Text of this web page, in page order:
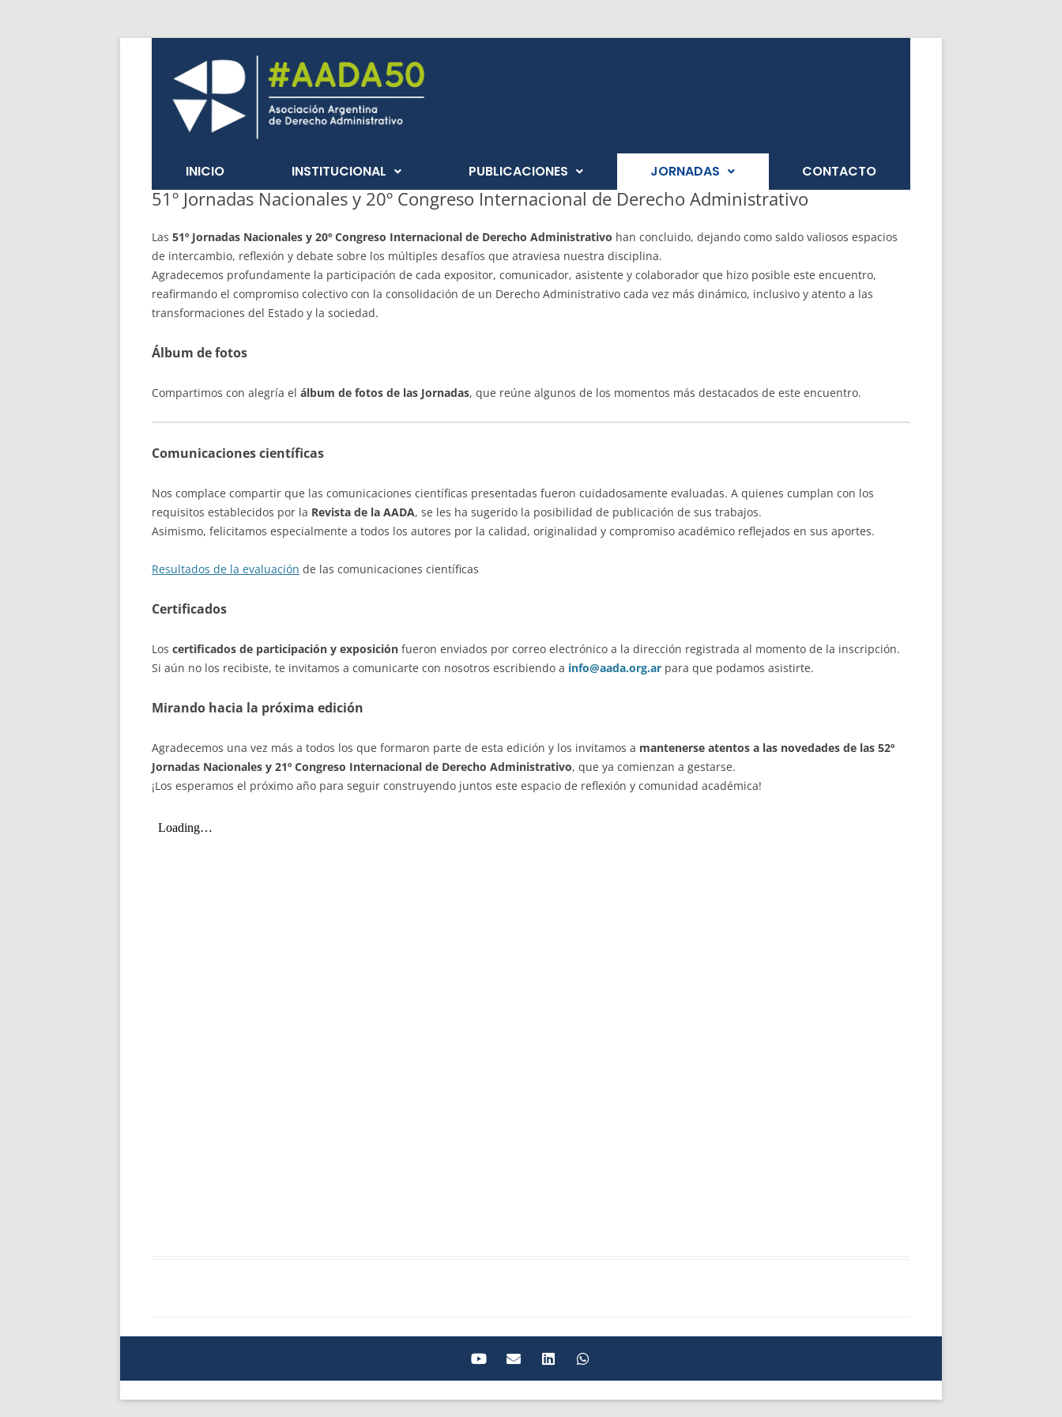
INICIO INSTITUCIONAL PUBLICACIONES JORNADAS CONTACTO
51º Jornadas Nacionales y 20º Congreso Internacional de Derecho Administrativo
Las 51º Jornadas Nacionales y 20º Congreso Internacional de Derecho Administrativo han concluido, dejando como saldo valiosos espacios
de intercambio, reflexión y debate sobre los múltiples desafíos que atraviesa nuestra disciplina.
Agradecemos profundamente la participación de cada expositor, comunicador, asistente y colaborador que hizo posible este encuentro,
reafirmando el compromiso colectivo con la consolidación de un Derecho Administrativo cada vez más dinámico, inclusivo y atento a las
transformaciones del Estado y la sociedad.
Álbum de fotos
Compartimos con alegría el álbum de fotos de las Jornadas, que reúne algunos de los momentos más destacados de este encuentro.
Comunicaciones científicas
Nos complace compartir que las comunicaciones científicas presentadas fueron cuidadosamente evaluadas. A quienes cumplan con los
requisitos establecidos por la Revista de la AADA, se les ha sugerido la posibilidad de publicación de sus trabajos.
Asimismo, felicitamos especialmente a todos los autores por la calidad, originalidad y compromiso académico reflejados en sus aportes.
Resultados de la evaluación de las comunicaciones científicas
Certificados
Los certificados de participación y exposición fueron enviados por correo electrónico a la dirección registrada al momento de la inscripción.
Si aún no los recibiste, te invitamos a comunicarte con nosotros escribiendo a info@aada.org.ar para que podamos asistirte.
Mirando hacia la próxima edición
Agradecemos una vez más a todos los que formaron parte de esta edición y los invitamos a mantenerse atentos a las novedades de las 52º
Jornadas Nacionales y 21º Congreso Internacional de Derecho Administrativo, que ya comienzan a gestarse.
¡Los esperamos el próximo año para seguir construyendo juntos este espacio de reflexión y comunidad académica!